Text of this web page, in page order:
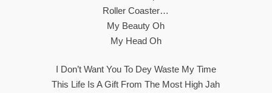
Roller Coaster…
My Beauty Oh
My Head Oh
I Don’t Want You To Dey Waste My Time
This Life Is A Gift From The Most High Jah